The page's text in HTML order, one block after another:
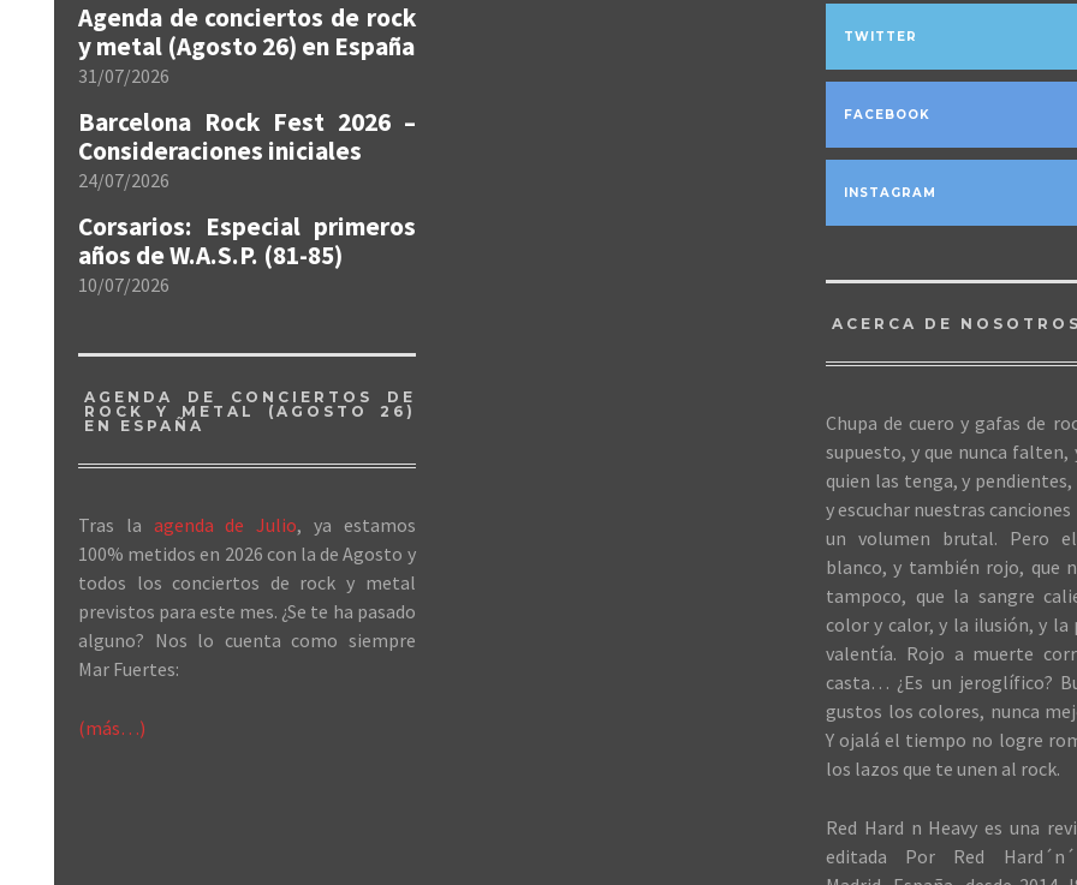
Agenda de conciertos de rock
y metal (Agosto 26) en España
31/07/2026
Barcelona Rock Fest 2026 –
Consideraciones iniciales
24/07/2026
Corsarios: Especial primeros
años de W.A.S.P. (81-85)
10/07/2026
AGENDA DE CONCIERTOS DE
ROCK Y METAL (AGOSTO 26)
EN ESPAÑA
Tras la agenda de Julio, ya estamos
100% metidos en 2026 con la de Agosto y
todos los conciertos de rock y metal
previstos para este mes. ¿Se te ha pasado
alguno? Nos lo cuenta como siempre
Mar Fuertes:
(más…)
TWITTER
FACEBOOK
INSTAGRAM
ACERCA DE
Chupa de cuero y gafas de
supuesto, y que nunca falten,
quien las tenga, y
y escuchar nuestras
un volumen brutal. Pero
blanco, y también rojo, que
tampoco, que la sangre
color y calor, y la ilusión, y la
valentía. Rojo a muerte
casta… ¿Es un jeroglífico?
gustos los colores, nunca
Y ojalá el tiempo no logre
los lazos que te unen al rock.
Red Hard n Heavy es una
editada Por Red